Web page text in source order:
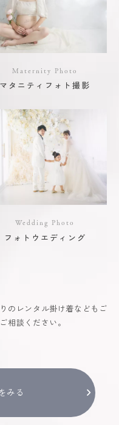
Maternity Photo
マタニティフォト撮影
Wedding Photo
フォトウエディング
のレンタル掛け着などもご
相談ください。
みる